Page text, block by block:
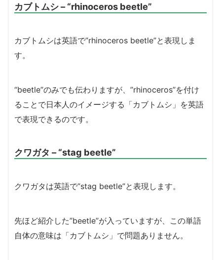
カブトムシ – “rhinoceros beetle”
カブトムシは英語で”rhinoceros beetle”と表現しま
す。
“beetle”のみでも伝わりますが、”rhinoceros”を付け
ることで日本人のイメージする「カブトムシ」を英語
で表現できるのです。
クワガタ – “stag beetle”
クワガタは英語で”stag beetle”と表現します。
先ほど紹介した”beetle”が入っていますが、この単語
自体の意味は「カブトムシ」で問題ありません。